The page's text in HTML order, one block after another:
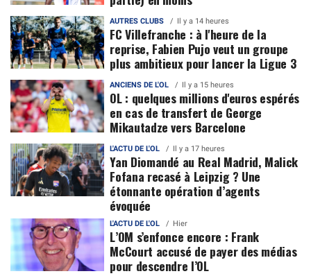
AUTRES CLUBS Il y a 14 heures
FC Villefranche : à l'heure de la
reprise, Fabien Pujo veut un groupe
plus ambitieux pour lancer la Ligue 3
ANCIENS DE L'OL Il y a 15 heures
OL : quelques millions d'euros espérés
en cas de transfert de George
Mikautadze vers Barcelone
L'ACTU DE L'OL Il y a 17 heures
Yan Diomandé au Real Madrid, Malick
Fofana recasé à Leipzig ? Une
étonnante opération d’agents
évoquée
L'ACTU DE L'OL Hier
L’OM s’enfonce encore : Frank
McCourt accusé de payer des médias
pour descendre l’OL